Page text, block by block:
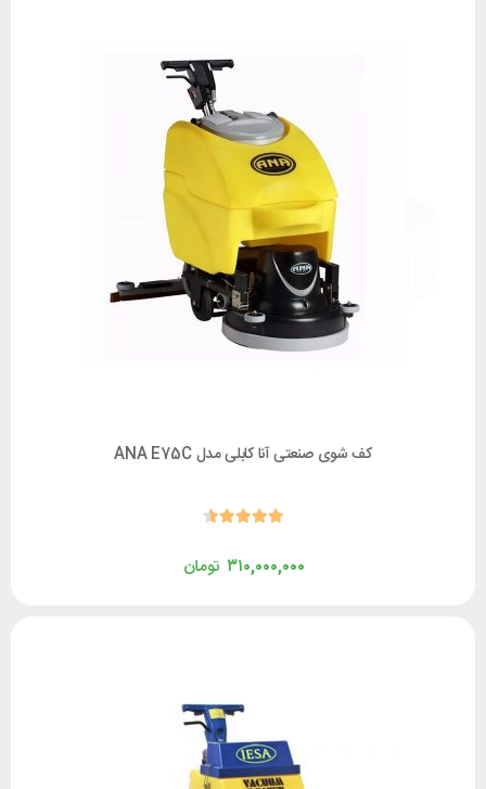
کف شوی صنعتی آنا کابلی مدل ANA E75C
تومان۳۱۰,۰۰۰,۰۰۰